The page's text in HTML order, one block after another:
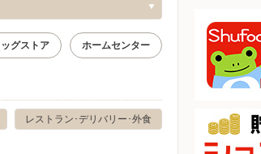
ッグストア ホームセンター
レストラン･デリバリー･外食